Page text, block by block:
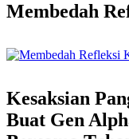
Membedah
Kesaksian
Buat Gen